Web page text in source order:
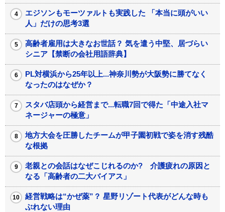
エジソンもモーツァルトも実践した 「本当に頭がいい
人」だけの思考3選
高齢者雇用は大きなお世話？ 気を遣う中堅、居づらい
シニア【禁断の会社用語辞典】
PL対横浜から25年以上...神奈川勢が大阪勢に勝てなく
なったのはなぜか？
スタバ店頭から経営まで...転職7回で得た「中途入社マ
ネージャーの極意」
地方大会を圧勝したチームが甲子園初戦で姿を消す残酷
な根拠
老親との会話はなぜこじれるのか? 介護疲れの原因と
なる「高齢者の二大バイアス」
経営戦略は“かぜ薬”？ 星野リゾート代表がどんな時も
ぶれない理由